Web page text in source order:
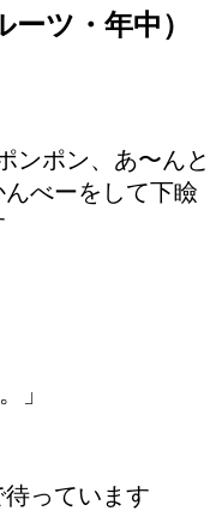
ツ・年中）
ンポン、あ〜んと
べーをして下瞼
」
っています